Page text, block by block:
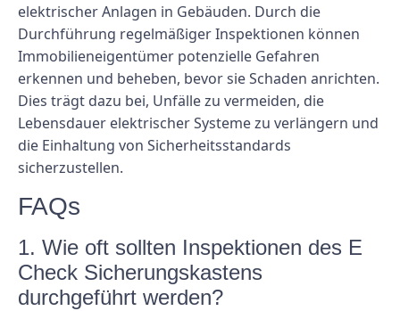
elektrischer Anlagen in Gebäuden. Durch die
Durchführung regelmäßiger Inspektionen können
Immobilieneigentümer potenzielle Gefahren
erkennen und beheben, bevor sie Schaden anrichten.
Dies trägt dazu bei, Unfälle zu vermeiden, die
Lebensdauer elektrischer Systeme zu verlängern und
die Einhaltung von Sicherheitsstandards
sicherzustellen.
FAQs
1. Wie oft sollten Inspektionen des E
Check Sicherungskastens
durchgeführt werden?